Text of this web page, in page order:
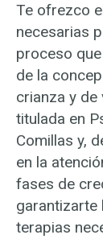
Te ofrezco
necesarias
proceso
de la
crianza y de
titulada en
Comillas y,
en la
fases de
garantizarte
terapias